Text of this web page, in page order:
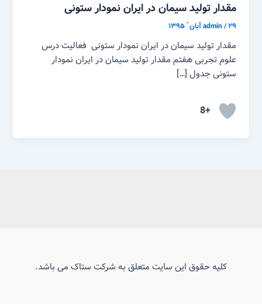
مقدار تولید سیمان در ایران نمودار ستونی
admin/۲۹ آبان ّ ۱۳۹۵
مقدار تولید سیمان در ایران نمودار ستونی فعالیت درس
علوم تجربی هفتم مقدار تولید سیمان در ایران نمودار
ستونی جدول […]
+8
کلیه حقوق این سایت متعلق به شرکت ستاک می باشد.